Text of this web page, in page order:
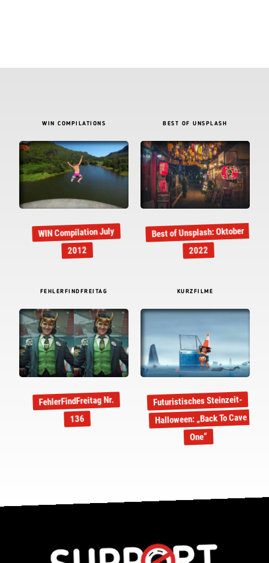
WIN COMPILATIONS
WIN Compilation July
2012
BEST OF UNSPLASH
Best of Unsplash: Oktober
2022
FEHLERFINDFREITAG
FehlerFindFreitag Nr.
136
KURZFILME
Futuristisches Steinzeit-
Halloween: „Back To Cave
One“